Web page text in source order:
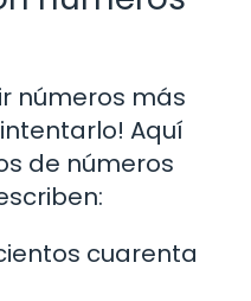
números más
Aquí
de números
cuarenta